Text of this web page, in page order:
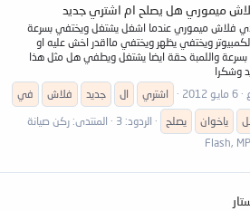
ميموري هل يصلح ام اشتري جديد
فلاش ميموري عندما اشغل يشتغل ويختفي بسرعة
ويختفي يظهر ويختفي مااقدر اخش عليه او
بسرعة واللمبة حقة ايضا يشتغل ويطفي هل مثل هذا
وشكرا
6 مايو 2012 اشتري ال جديد فلاش
في
ياخوان يصلح الردود: 3 المنتدى: ركن صيانة